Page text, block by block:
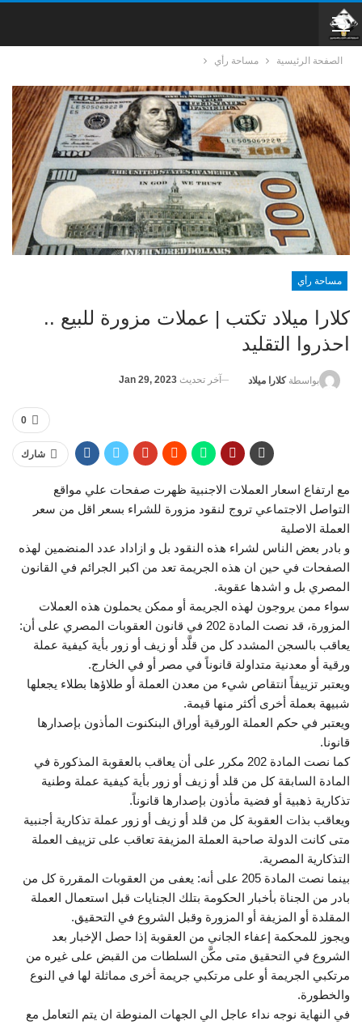
الصفحة الرئيسية مساحة رأي
مساحة رأي
كلارا ميلاد تكتب | عملات مزورة للبيع ..
احذروا التقليد
بواسطةكلارا ميلاد آخر تحديث Jan 29, 2023
0
شارك
مع ارتفاع اسعار العملات الاجنبية ظهرت صفحات علي مواقع
التواصل الاجتماعي تروج لنقود مزورة للشراء بسعر اقل من سعر
العملة الاصلية
و بادر بعض الناس لشراء هذه النقود بل و ازاداد عدد المنضمين لهذه
الصفحات في حين ان هذه الجريمة تعد من اكبر الجرائم في القانون
المصري بل و اشدها عقوبة.
سواء ممن يروجون لهذه الجريمة أو ممكن يحملون هذه العملات
المزورة، قد نصت المادة 202 في قانون العقوبات المصري على أن:
يعاقب بالسجن المشدد كل من قلَّد أو زيف أو زور بأية كيفية عملة
ورقية أو معدنية متداولة قانوناً في مصر أو في الخارج.
ويعتبر تزييفاً انتقاص شيء من معدن العملة أو طلاؤها بطلاء يجعلها
شبيهة بعملة أخرى أكثر منها قيمة.
ويعتبر في حكم العملة الورقية أوراق البنكنوت المأذون بإصدارها
قانونا.
كما نصت المادة 202 مكرر على أن يعاقب بالعقوبة المذكورة في
المادة السابقة كل من قلد أو زيف أو زور بأية كيفية عملة وطنية
تذكارية ذهبية أو فضية مأذون بإصدارها قانوناً.
ويعاقب بذات العقوبة كل من قلد أو زيف أو زور عملة تذكارية أجنبية
متى كانت الدولة صاحبة العملة المزيفة تعاقب على تزييف العملة
التذكارية المصرية.
بينما نصت المادة 205 على أنه: يعفى من العقوبات المقررة كل من
بادر من الجناة بأخبار الحكومة بتلك الجنايات قبل استعمال العملة
المقلدة أو المزيفة أو المزورة وقبل الشروع في التحقيق.
ويجوز للمحكمة إعفاء الجاني من العقوبة إذا حصل الإخبار بعد
الشروع في التحقيق متى مكَّن السلطات من القبض على غيره من
مرتكبي الجريمة أو على مرتكبي جريمة أخرى مماثلة لها في النوع
والخطورة.
في النهاية نوجه نداء عاجل الي الجهات المنوطة ان يتم التعامل مع